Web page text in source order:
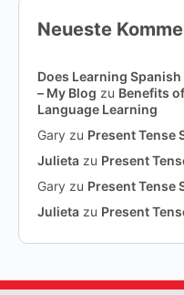
Neueste
Does Learning
– My Blog zu Benefits
Language Learning
Gary zu Present Tense
Julieta zu Present
Gary zu Present Tense
Julieta zu Present